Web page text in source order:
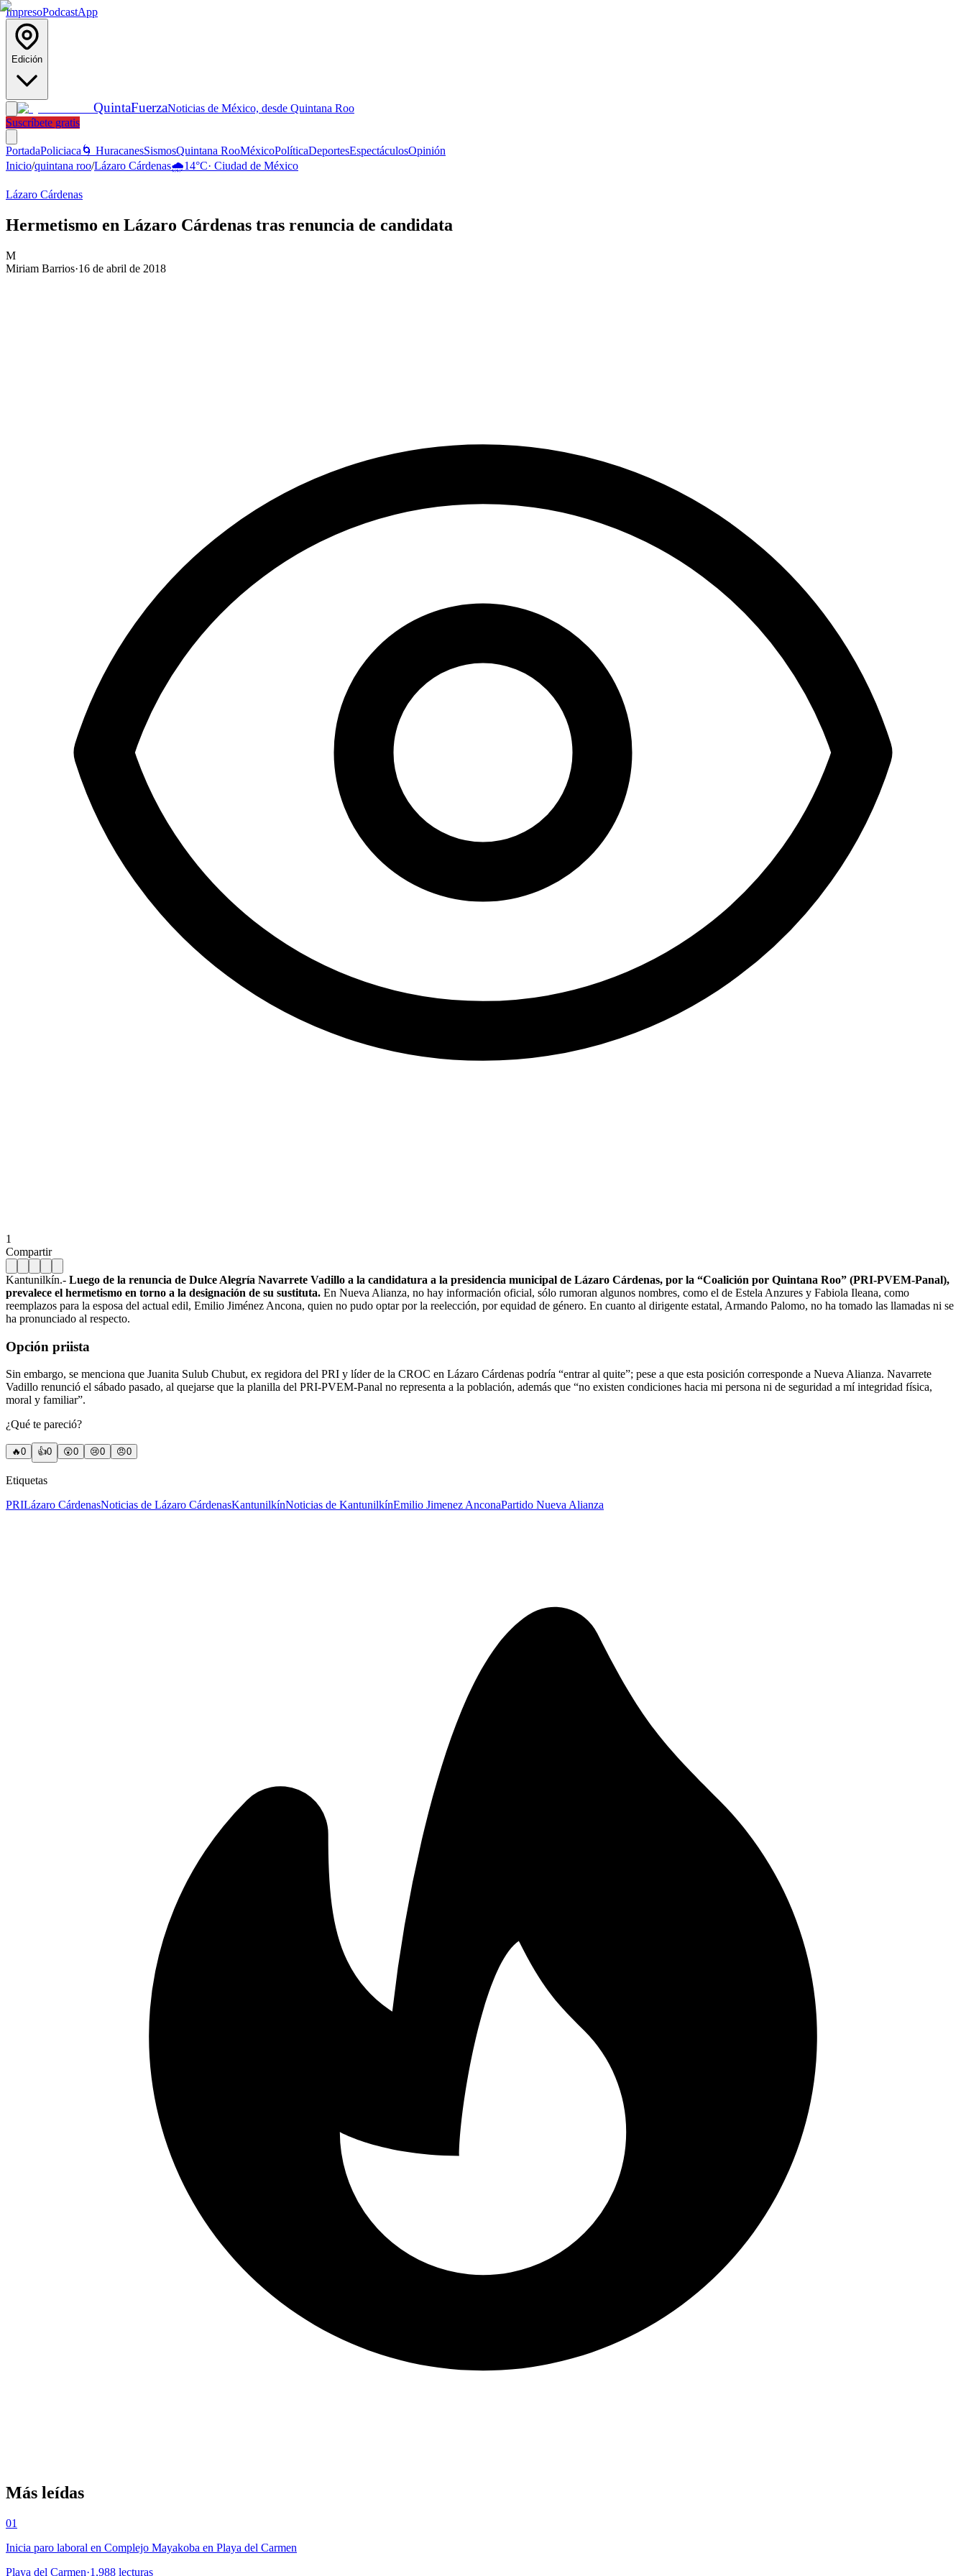
ImpresoPodcastApp
Edición
QuintaFuerzaNoticias de México, desde Quintana Roo
Suscríbete gratis
PortadaPoliciaca 🌀 HuracanesSismosQuintana RooMéxicoPolíticaDeportesEspectáculosOpinión
Inicio/quintana roo/Lázaro Cárdenas🌧️14°C· Ciudad de México
Lázaro Cárdenas
Hermetismo en Lázaro Cárdenas tras renuncia de candidata
M
Miriam Barrios·16 de abril de 2018
1
Compartir
Kantunilkín.- Luego de la renuncia de Dulce Alegría Navarrete Vadillo a la candidatura a la presidencia municipal de Lázaro Cárdenas, por la “Coalición por Quintana Roo” (PRI-PVEM-Panal),
prevalece el hermetismo en torno a la designación de su sustituta. En Nueva Alianza, no hay información oficial, sólo rumoran algunos nombres, como el de Estela Anzures y Fabiola Ileana, como
reemplazos para la esposa del actual edil, Emilio Jiménez Ancona, quien no pudo optar por la reelección, por equidad de género. En cuanto al dirigente estatal, Armando Palomo, no ha tomado las llamadas ni se
ha pronunciado al respecto.
Opción priista
Sin embargo, se menciona que Juanita Sulub Chubut, ex regidora del PRI y líder de la CROC en Lázaro Cárdenas podría “entrar al quite”; pese a que esta posición corresponde a Nueva Alianza. Navarrete
Vadillo renunció el sábado pasado, al quejarse que la planilla del PRI-PVEM-Panal no representa a la población, además que “no existen condiciones hacia mi persona ni de seguridad a mí integridad física,
moral y familiar”.
¿Qué te pareció?
🔥0 👍0 😲0 😢0 😠0
Etiquetas
PRILázaro CárdenasNoticias de Lázaro CárdenasKantunilkínNoticias de KantunilkínEmilio Jimenez AnconaPartido Nueva Alianza
Más leídas
01
Inicia paro laboral en Complejo Mayakoba en Playa del Carmen
Playa del Carmen·1,988 lecturas